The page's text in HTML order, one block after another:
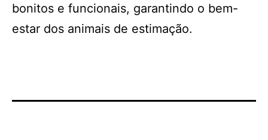
bonitos e funcionais, garantindo o bem-
estar dos animais de estimação.